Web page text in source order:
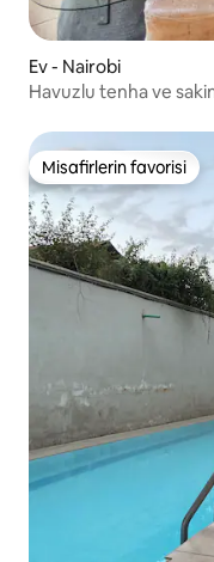
Ev - Nairobi
Havuzlu tenha ve
Misafirlerin favorisi
Misafirlerin favorisi